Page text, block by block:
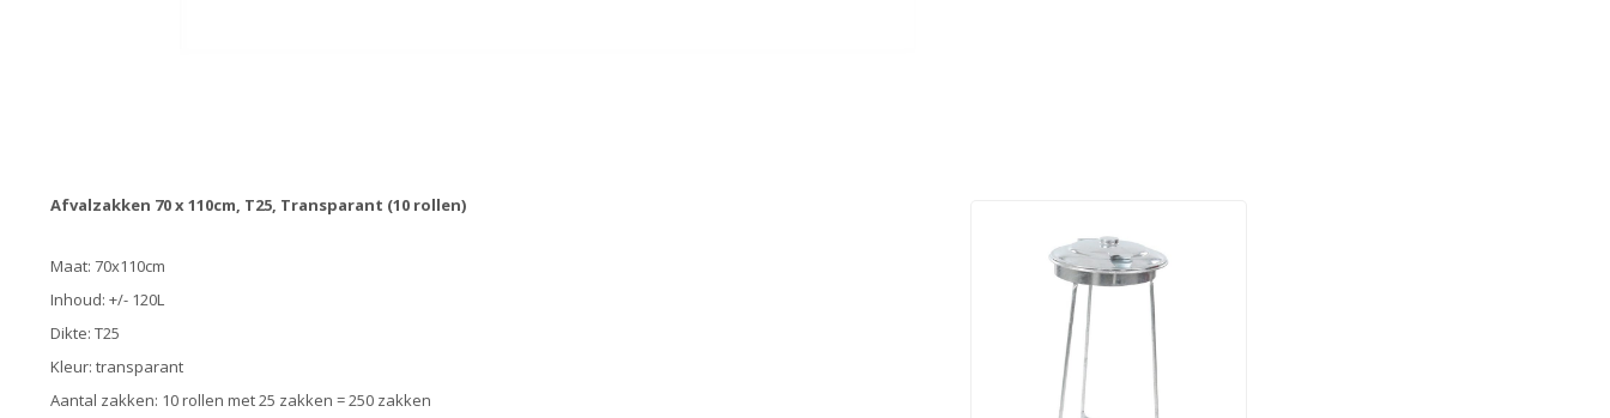
Afvalzakken 70 x 110cm, T25, Transparant (10 rollen)
Maat: 70x110cm
Inhoud: +/- 120L
Dikte: T25
Kleur: transparant
Aantal zakken: 10 rollen met 25 zakken = 250 zakken